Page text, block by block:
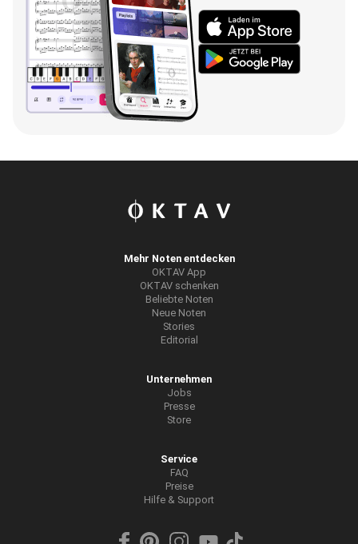
Mehr Noten entdecken
OKTAV App
OKTAV schenken
Beliebte Noten
Neue Noten
Stories
Editorial
Unternehmen
Jobs
Presse
Store
Service
FAQ
Preise
Hilfe & Support